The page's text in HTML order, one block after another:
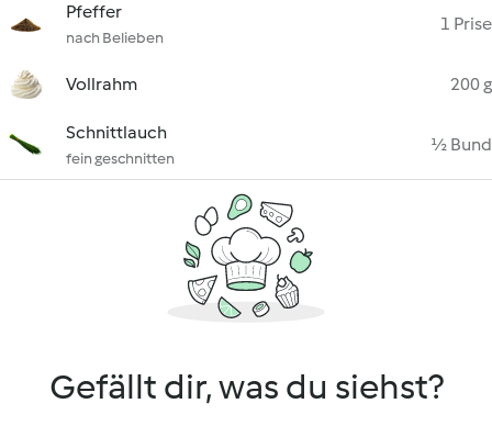
Pfeffer
nach Belieben
1 Prise
Vollrahm 200 g
Schnittlauch
fein geschnitten
½ Bund
Gefällt dir, was du siehst?